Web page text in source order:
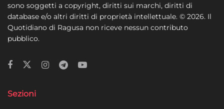
sono soggetti a copyright, diritti sui marchi, diritti di
database e/o altri diritti di proprietà intellettuale. © 2026. Il
Quotidiano di Ragusa non riceve nessun contributo
pubblico.
Sezioni